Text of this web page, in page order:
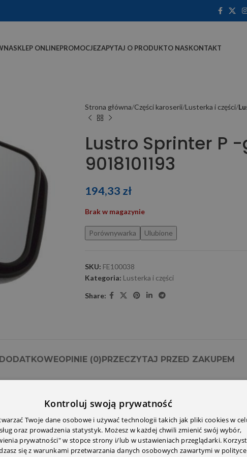
SKLEP ONLINEPROMOCJEZAPYTAJ O PRODUKTO NASKONTAKT
Strona główna Części karoserii Lusterka i części
Lustro Sprinter P
9018101193
194,33 zł
Brak w magazynie
Porównywarka Ulubione
SKU: FE100038
Kategoria: Lusterka i części
Share:
OPINIE (0) PRZECZYTAJ PRZED ZAKUPEM
Kontroluj swoją prywatność
Twoje dane osobowe i używać technologii takich jak pliki cookies w
oraz prowadzenia statystyk. Możesz w każdej chwili zmienić swój wybór,
prywatności" w stopce strony i/lub w ustawieniach przeglądarki.
się z warunkami przetwarzania danych osobowych zawartymi w polityce